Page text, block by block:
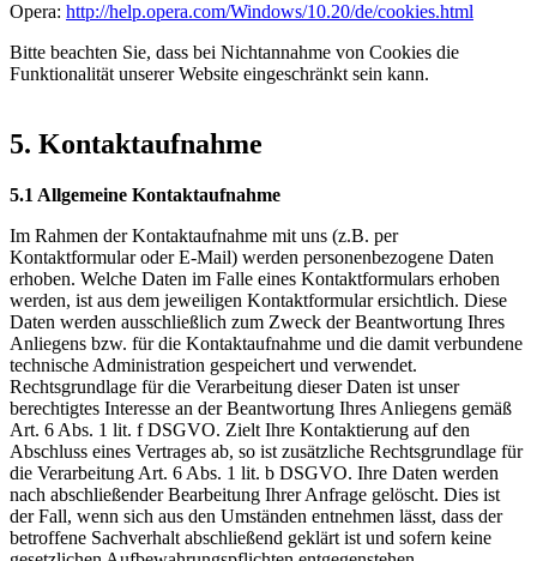
Opera: http://help.opera.com/Windows/10.20/de/cookies.html
Bitte beachten Sie, dass bei Nichtannahme von Cookies die
Funktionalität unserer Website eingeschränkt sein kann.
5. Kontaktaufnahme
5.1 Allgemeine Kontaktaufnahme
Im Rahmen der Kontaktaufnahme mit uns (z.B. per
Kontaktformular oder E-Mail) werden personenbezogene Daten
erhoben. Welche Daten im Falle eines Kontaktformulars erhoben
werden, ist aus dem jeweiligen Kontaktformular ersichtlich. Diese
Daten werden ausschließlich zum Zweck der Beantwortung Ihres
Anliegens bzw. für die Kontaktaufnahme und die damit verbundene
technische Administration gespeichert und verwendet.
Rechtsgrundlage für die Verarbeitung dieser Daten ist unser
berechtigtes Interesse an der Beantwortung Ihres Anliegens gemäß
Art. 6 Abs. 1 lit. f DSGVO. Zielt Ihre Kontaktierung auf den
Abschluss eines Vertrages ab, so ist zusätzliche Rechtsgrundlage für
die Verarbeitung Art. 6 Abs. 1 lit. b DSGVO. Ihre Daten werden
nach abschließender Bearbeitung Ihrer Anfrage gelöscht. Dies ist
der Fall, wenn sich aus den Umständen entnehmen lässt, dass der
betroffene Sachverhalt abschließend geklärt ist und sofern keine